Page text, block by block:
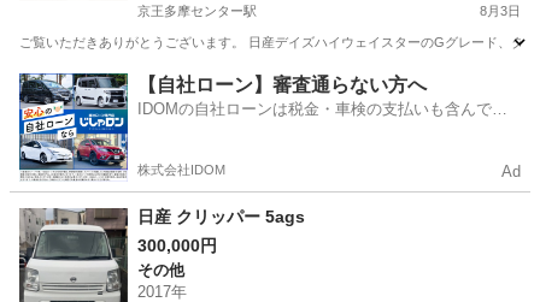
京王多摩センター駅 8月3日
ご覧いただきありがとうございます。 日産デイズハイウェイスターのGグレード、タ
東京 多摩市 京王多摩センター駅 デイズ
【自社ローン】審査通らない方へ
IDOMの自社ローンは税金・車検の支払いも含んでい
株式会社IDOM Ad
日産 クリッパー 5ags
300,000円
その他
2017年